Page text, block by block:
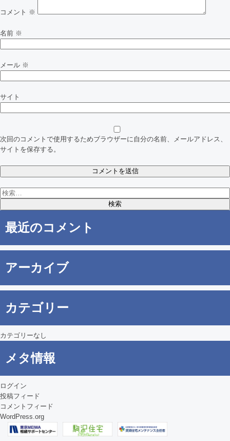
シ
ョ
ン
コメント ※
名前 ※
メール ※
サイト
次回のコメントで使用するためブラウザーに自分の名前、メールアドレス、
サイトを保存する。
検
索:
最近のコメント
アーカイブ
カテゴリー
カテゴリーなし
メタ情報
ログイン
投稿フィード
コメントフィード
WordPress.org